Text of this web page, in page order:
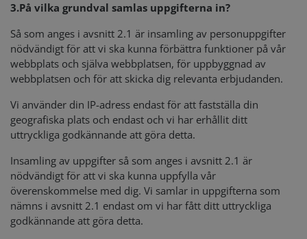
3.På vilka grundval samlas uppgifterna in?
Så som anges i avsnitt 2.1 är insamling av personuppgifter
nödvändigt för att vi ska kunna förbättra funktioner på vår
webbplats och själva webbplatsen, för uppbyggnad av
webbplatsen och för att skicka dig relevanta erbjudanden.
Vi använder din IP-adress endast för att fastställa din
geografiska plats och endast och vi har erhållit ditt
uttryckliga godkännande att göra detta.
Insamling av uppgifter så som anges i avsnitt 2.1 är
nödvändigt för att vi ska kunna uppfylla vår
överenskommelse med dig. Vi samlar in uppgifterna som
nämns i avsnitt 2.1 endast om vi har fått ditt uttryckliga
godkännande att göra detta.